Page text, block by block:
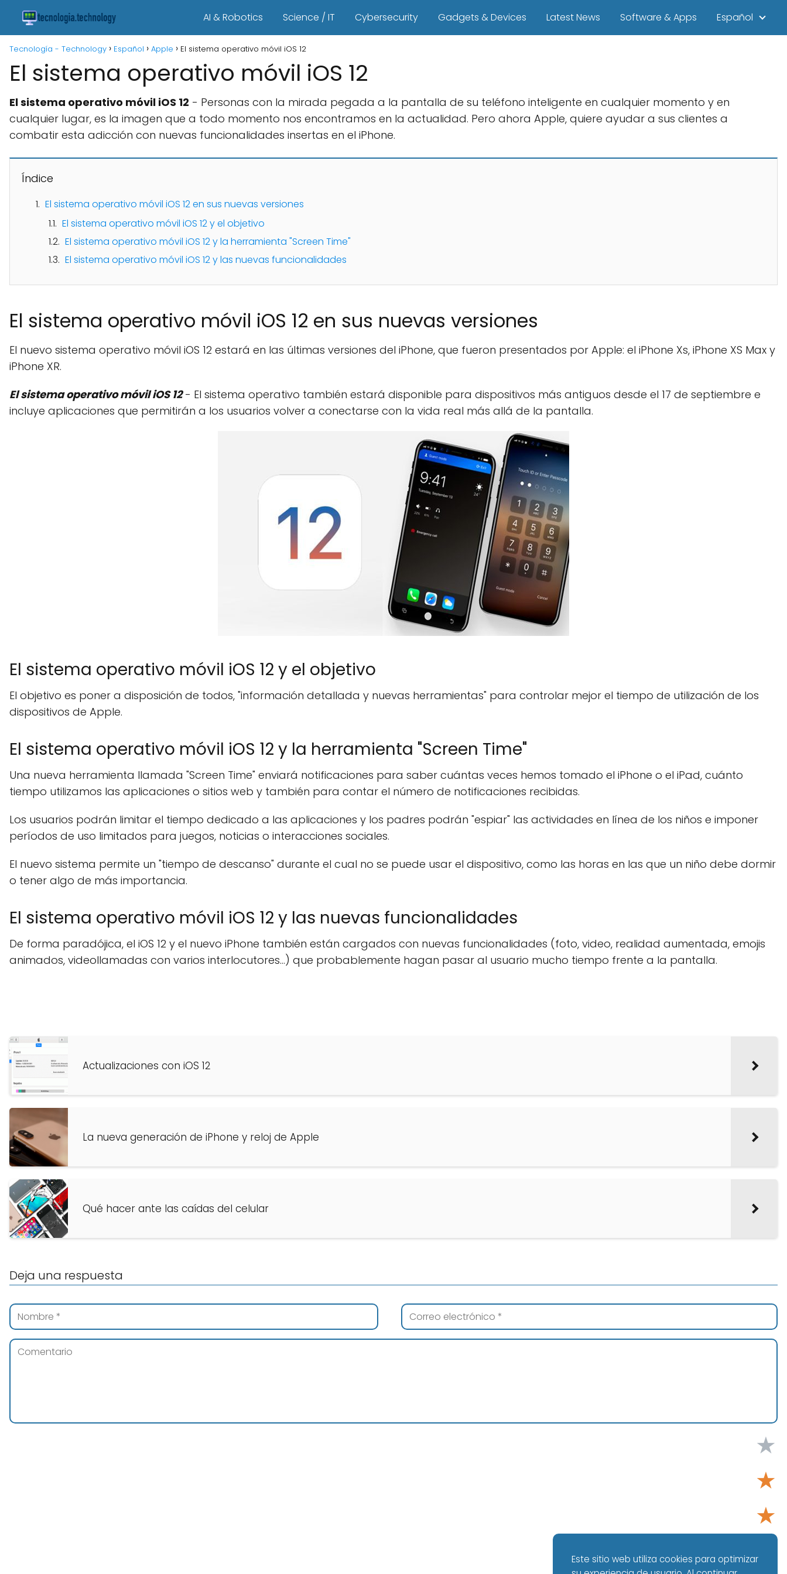
AI & Robotics Science / IT Cybersecurity Gadgets & Devices Latest News Software & Apps Español
Tecnología - Technology Español Apple El sistema operativo móvil iOS 12
El sistema operativo móvil iOS 12
El sistema operativo móvil iOS 12 - Personas con la mirada pegada a la pantalla de su teléfono inteligente en cualquier momento y en
cualquier lugar, es la imagen que a todo momento nos encontramos en la actualidad. Pero ahora Apple, quiere ayudar a sus clientes a
combatir esta adicción con nuevas funcionalidades insertas en el iPhone.
Índice
El sistema operativo móvil iOS 12 en sus nuevas versiones
El sistema operativo móvil iOS 12 y el objetivo
El sistema operativo móvil iOS 12 y la herramienta "Screen Time"
El sistema operativo móvil iOS 12 y las nuevas funcionalidades
El sistema operativo móvil iOS 12 en sus nuevas versiones
El nuevo sistema operativo móvil iOS 12 estará en las últimas versiones del iPhone, que fueron presentados por Apple: el iPhone Xs, iPhone XS Max y
iPhone XR.
El sistema operativo móvil iOS 12- El sistema operativo también estará disponible para dispositivos más antiguos desde el 17 de septiembre e
incluye aplicaciones que permitirán a los usuarios volver a conectarse con la vida real más allá de la pantalla.
El sistema operativo móvil iOS 12 y el objetivo
El objetivo es poner a disposición de todos, "información detallada y nuevas herramientas" para controlar mejor el tiempo de utilización de los
dispositivos de Apple.
El sistema operativo móvil iOS 12 y la herramienta "Screen Time"
Una nueva herramienta llamada "Screen Time" enviará notificaciones para saber cuántas veces hemos tomado el iPhone o el iPad, cuánto
tiempo utilizamos las aplicaciones o sitios web y también para contar el número de notificaciones recibidas.
Los usuarios podrán limitar el tiempo dedicado a las aplicaciones y los padres podrán "espiar" las actividades en línea de los niños e imponer
períodos de uso limitados para juegos, noticias o interacciones sociales.
El nuevo sistema permite un "tiempo de descanso" durante el cual no se puede usar el dispositivo, como las horas en las que un niño debe dormir
o tener algo de más importancia.
El sistema operativo móvil iOS 12 y las nuevas funcionalidades
De forma paradójica, el iOS 12 y el nuevo iPhone también están cargados con nuevas funcionalidades (foto, video, realidad aumentada, emojis
animados, videollamadas con varios interlocutores...) que probablemente hagan pasar al usuario mucho tiempo frente a la pantalla.
Actualizaciones con iOS 12
La nueva generación de iPhone y reloj de Apple
Qué hacer ante las caídas del celular
Deja una respuesta
★
★
★
★
Este sitio web utiliza cookies para optimizar